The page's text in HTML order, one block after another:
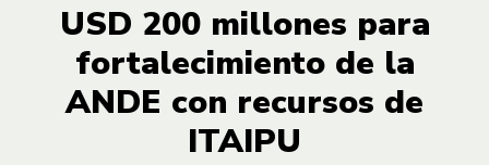
USD 200 millones para
fortalecimiento de la
ANDE con recursos de
ITAIPU